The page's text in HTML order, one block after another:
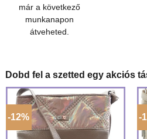
már a következő
munkanapon
átveheted.
Dobd fel a szetted egy akciós
-12% -